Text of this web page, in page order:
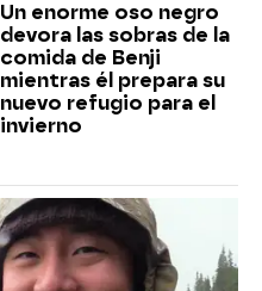
Un enorme oso negro
devora las sobras de la
comida de Benji
mientras él prepara su
nuevo refugio para el
invierno